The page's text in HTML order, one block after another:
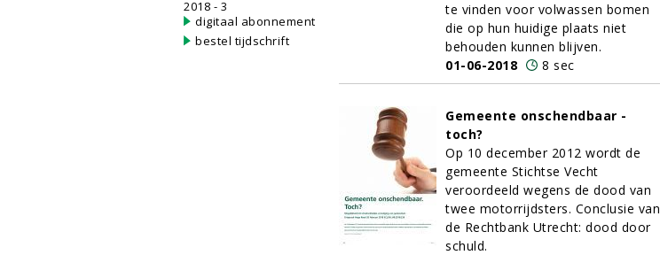
2018 - 3
digitaal abonnement
bestel tijdschrift
te vinden voor volwassen bomen
die op hun huidige plaats niet
behouden kunnen blijven.
01-06-2018
8 sec
Gemeente onschendbaar -
toch?
Op 10 december 2012 wordt de
gemeente Stichtse Vecht
veroordeeld wegens de dood van
twee motorrijdsters. Conclusie van
de Rechtbank Utrecht: dood door
schuld.